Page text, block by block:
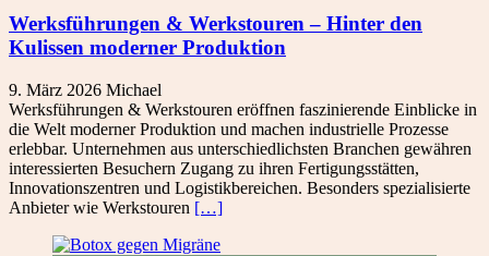
Werksführungen & Werkstouren – Hinter den
Kulissen moderner Produktion
9. März 2026 Michael
Werksführungen & Werkstouren eröffnen faszinierende Einblicke in
die Welt moderner Produktion und machen industrielle Prozesse
erlebbar. Unternehmen aus unterschiedlichsten Branchen gewähren
interessierten Besuchern Zugang zu ihren Fertigungsstätten,
Innovationszentren und Logistikbereichen. Besonders spezialisierte
Anbieter wie Werkstouren […]